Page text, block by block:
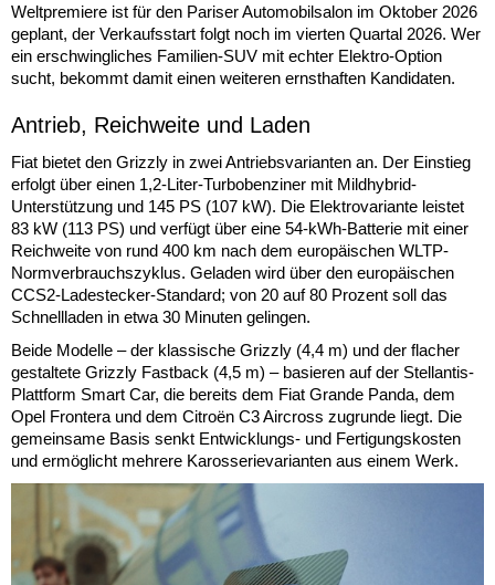
Weltpremiere ist für den Pariser Automobilsalon im Oktober 2026
geplant, der Verkaufsstart folgt noch im vierten Quartal 2026. Wer
ein erschwingliches Familien-SUV mit echter Elektro-Option
sucht, bekommt damit einen weiteren ernsthaften Kandidaten.
Antrieb, Reichweite und Laden
Fiat bietet den Grizzly in zwei Antriebsvarianten an. Der Einstieg
erfolgt über einen 1,2-Liter-Turbobenziner mit Mildhybrid-
Unterstützung und 145 PS (107 kW). Die Elektrovariante leistet
83 kW (113 PS) und verfügt über eine 54-kWh-Batterie mit einer
Reichweite von rund 400 km nach dem europäischen WLTP-
Normverbrauchszyklus. Geladen wird über den europäischen
CCS2-Ladestecker-Standard; von 20 auf 80 Prozent soll das
Schnellladen in etwa 30 Minuten gelingen.
Beide Modelle – der klassische Grizzly (4,4 m) und der flacher
gestaltete Grizzly Fastback (4,5 m) – basieren auf der Stellantis-
Plattform Smart Car, die bereits dem Fiat Grande Panda, dem
Opel Frontera und dem Citroën C3 Aircross zugrunde liegt. Die
gemeinsame Basis senkt Entwicklungs- und Fertigungskosten
und ermöglicht mehrere Karosserievarianten aus einem Werk.